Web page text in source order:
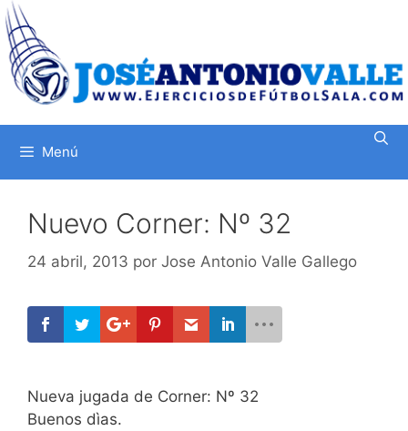
Saltar
al
contenido
Menú
Nuevo Corner: Nº 32
24 abril, 2013 por Jose Antonio Valle Gallego
Nueva jugada de Corner: Nº 32
Buenos dìas.